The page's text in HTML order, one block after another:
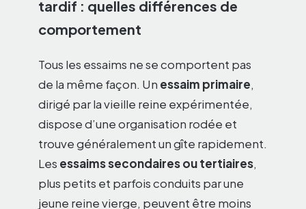
tardif : quelles différences de
comportement
Tous les essaims ne se comportent pas
de la même façon. Un essaim primaire,
dirigé par la vieille reine expérimentée,
dispose d’une organisation rodée et
trouve généralement un gîte rapidement.
Les essaims secondaires ou tertiaires,
plus petits et parfois conduits par une
jeune reine vierge, peuvent être moins